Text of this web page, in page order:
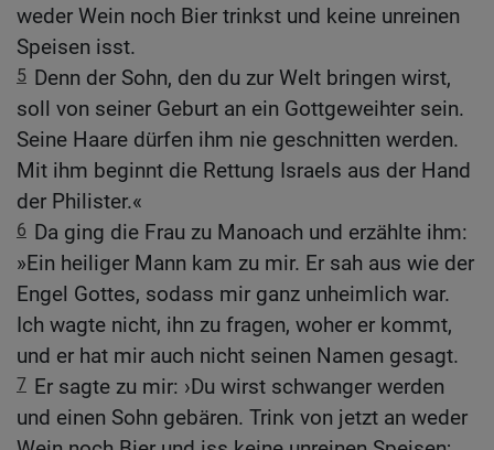
weder Wein noch Bier trinkst und keine unreinen
Speisen isst.
5 Denn der Sohn, den du zur Welt bringen wirst,
soll von seiner Geburt an ein Gottgeweihter sein.
Seine Haare dürfen ihm nie geschnitten werden.
Mit ihm beginnt die Rettung Israels aus der Hand
der Philister.«
6 Da ging die Frau zu Manoach und erzählte ihm:
»Ein heiliger Mann kam zu mir. Er sah aus wie der
Engel Gottes, sodass mir ganz unheimlich war.
Ich wagte nicht, ihn zu fragen, woher er kommt,
und er hat mir auch nicht seinen Namen gesagt.
7 Er sagte zu mir: ›Du wirst schwanger werden
und einen Sohn gebären. Trink von jetzt an weder